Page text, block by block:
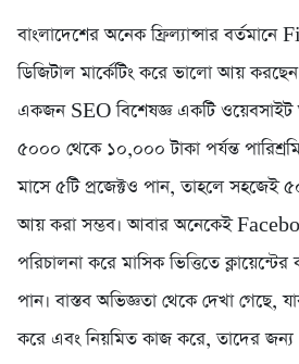
বাংলাদেশের অনেক ফ্রিল্যান্সার
ডিজিটাল মার্কেটিং করে ভালো আয়
একজন SEO বিশেষজ্ঞ একটি ওয়েবসাইট
৫০০০ থেকে ১০,০০০ টাকা পর্যন্ত
মাসে ৫টি প্রজেক্টও পান, তাহলে সহজেই
আয় করা সম্ভব। আবার অনেকেই
পরিচালনা করে মাসিক ভিত্তিতে
পান। বাস্তব অভিজ্ঞতা থেকে দেখা গেছে,
করে এবং নিয়মিত কাজ করে, তাদের